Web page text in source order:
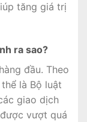
tăng giá trị
ra sao?
đầu. Theo
là Bộ luật
giao dịch
vượt quá